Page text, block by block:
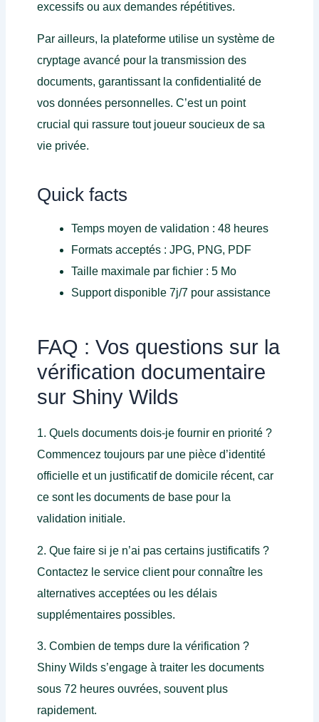
excessifs ou aux demandes répétitives.
Par ailleurs, la plateforme utilise un système de
cryptage avancé pour la transmission des
documents, garantissant la confidentialité de
vos données personnelles. C’est un point
crucial qui rassure tout joueur soucieux de sa
vie privée.
Quick facts
Temps moyen de validation : 48 heures
Formats acceptés : JPG, PNG, PDF
Taille maximale par fichier : 5 Mo
Support disponible 7j/7 pour assistance
FAQ : Vos questions sur la
vérification documentaire
sur Shiny Wilds
1. Quels documents dois-je fournir en priorité ?
Commencez toujours par une pièce d’identité
officielle et un justificatif de domicile récent, car
ce sont les documents de base pour la
validation initiale.
2. Que faire si je n’ai pas certains justificatifs ?
Contactez le service client pour connaître les
alternatives acceptées ou les délais
supplémentaires possibles.
3. Combien de temps dure la vérification ?
Shiny Wilds s’engage à traiter les documents
sous 72 heures ouvrées, souvent plus
rapidement.